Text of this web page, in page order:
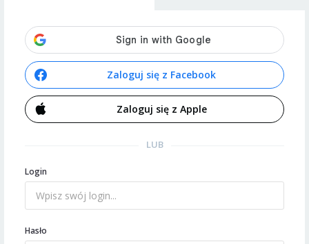
Zaloguj się z Facebook
Zaloguj się z Apple
LUB
Login
Hasło